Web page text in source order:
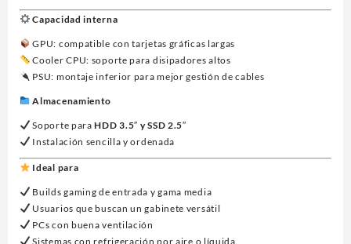
Capacidad interna
GPU: compatible con tarjetas gráficas largas
Cooler CPU: soporte para disipadores altos
PSU: montaje inferior para mejor gestión de cables
Almacenamiento
Soporte paraHDD 3.5″ y SSD 2.5″
Instalación sencilla y ordenada
Ideal para
Builds gaming de entrada y gama media
Usuarios que buscan un gabinete versátil
PCs con buena ventilación
Sistemas con refrigeración por aire o líquida